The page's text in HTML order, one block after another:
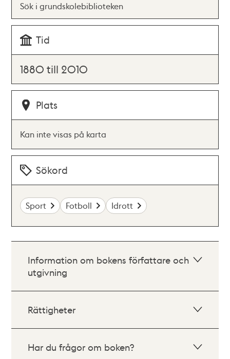
Sök i grundskolebiblioteken
Tid
1880 till 2010
Plats
Kan inte visas på karta
Sökord
Sport Fotboll Idrott
Information om bokens författare och
utgivning
Rättigheter
Har du frågor om boken?